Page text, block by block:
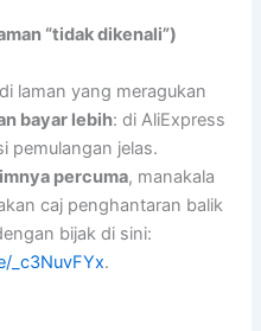
“tidak dikenali”)
laman yang meragukan
bayar lebih: di AliExpress
pemulangan jelas.
percuma, manakala
caj penghantaran balik
bijak di sini:
_c3NuvFYx.